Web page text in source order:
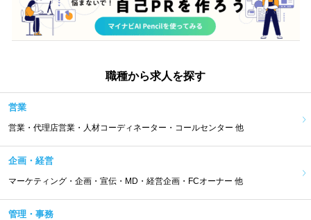
職種から求人を探す
営業
営業・代理店営業・人材コーディネーター・コールセンター 他
企画・経営
マーケティング・企画・宣伝・MD・経営企画・FCオーナー 他
管理・事務